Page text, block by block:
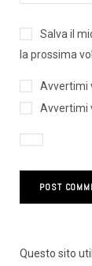
Salva il
la prossima
Avvertimi
Avvertimi
Questo sito